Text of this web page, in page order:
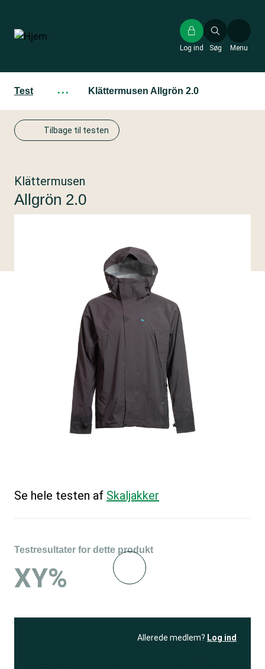
hovedindhold
Søg
Log ind Menu
Test ··· Klättermusen Allgrön 2.0
Tilbage til testen
Klättermusen
Allgrön 2.0
Se hele testen af Skaljakker
Testresultater for dette produkt
XY%
Allerede medlem? Log ind